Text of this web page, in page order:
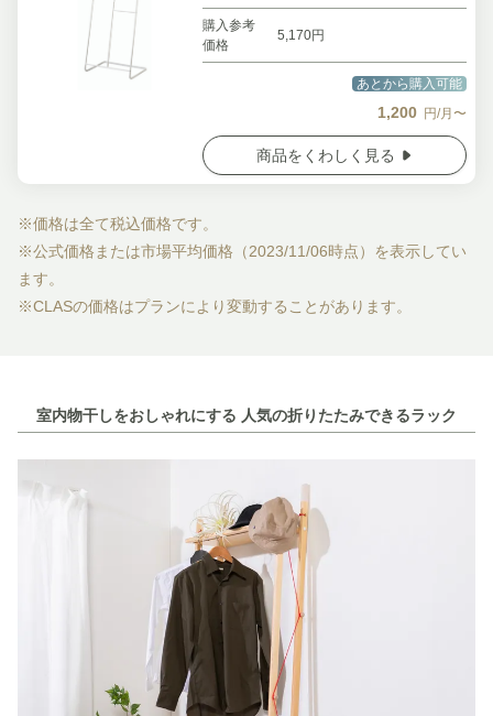
購入参考
価格
5,170円
あとから購入可能
1,200 円/月〜
商品をくわしく見る
※価格は全て税込価格です。
※公式価格または市場平均価格（2023/11/06時点）を表示してい
ます。
※CLASの価格はプランにより変動することがあります。
室内物干しをおしゃれにする 人気の折りたたみできるラック